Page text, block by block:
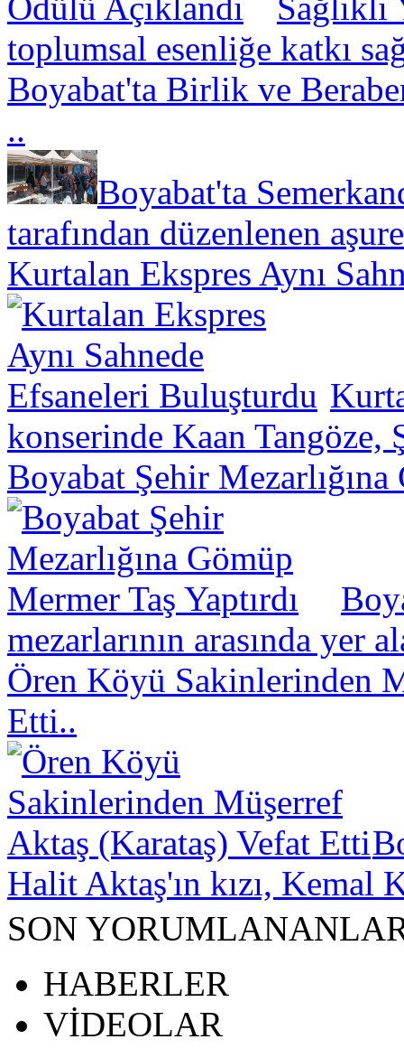
toplumsal esenliğe katkı
Boyabat'ta Birlik ve
..
Boyabat'ta
tarafından düzenlenen
Kurtalan Ekspres Aynı
konserinde Kaan Tangöze,
Boyabat Şehir Mezarlığına
mezarlarının arasında yer
Ören Köyü Sakinlerinden
Etti..
Halit Aktaş'ın kızı, Kemal
SON
HABERLER
VİDEOLAR